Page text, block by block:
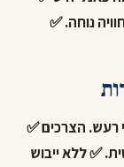
נוחה. ✅
רעש. הצרכים ✅
✅ ללא ייבוש